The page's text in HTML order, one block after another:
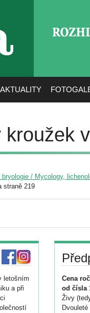
AKTUALITY
kroužek
/ Mycology,
straně 219
letošním
a při
Cena
od čísla
Živy